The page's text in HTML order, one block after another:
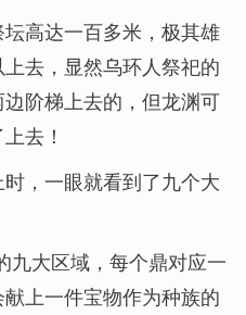
高达一百多米，极其雄
去，显然乌环人祭祀的
阶梯上去的，但龙渊可
去！
，一眼就看到了九个大
九大区域，每个鼎对应一
上一件宝物作为种族的